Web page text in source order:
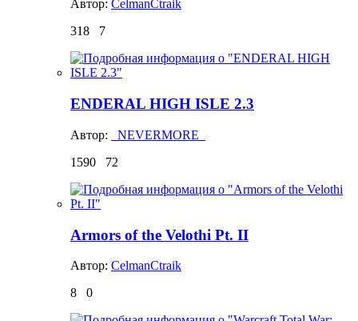
Автор: CelmanCtraik
318
7
ENDERAL HIGH ISLE 2.3
Автор:
_NEVERMORE_
1590
72
Armors of the Velothi Pt. II
Автор: CelmanCtraik
8
0